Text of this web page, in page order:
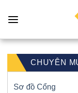
CHUYÊN
Sơ đồ Cổng